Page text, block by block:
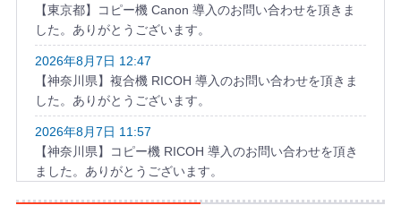
【東京都】コピー機 Canon 導入のお問い合わせを頂きま
した。ありがとうございます。
2026年8月7日 12:47
【神奈川県】複合機 RICOH 導入のお問い合わせを頂きま
した。ありがとうございます。
2026年8月7日 11:57
【神奈川県】コピー機 RICOH 導入のお問い合わせを頂き
ました。ありがとうございます。
2026年8月7日 11:48